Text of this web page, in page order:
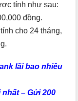
tính như sau:
đồng.
cho 24 tháng,
lãi bao nhiêu
– Gửi 200